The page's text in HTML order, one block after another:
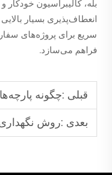
بله، کالیبراسیون
انعطاف‌پذیری بسیار
سریع برای پروژه‌های
فراهم می‌سازد.
قبلی :چگونه پارچه‌ها را
بعدی :روش نگهداری